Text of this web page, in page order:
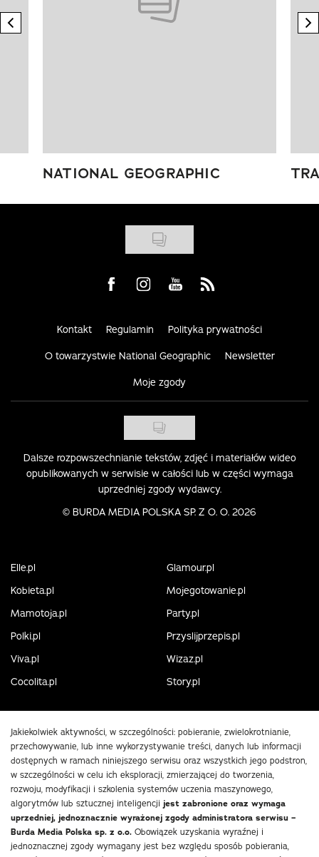
previous element
NATIONAL GEOGRAPHIC
Visit us on Facebook
Visit us on Instagram
Visit us on Youtube
Visit us on Rss
Kontakt Regulamin Polityka prywatności
O towarzystwie National Geographic Newsletter
Moje zgody
Dalsze rozpowszechnianie tekstów, zdjęć i materiałów wideo
opublikowanych w serwisie w całości lub w części wymaga
uprzedniej zgody wydawcy.
© BURDA MEDIA POLSKA SP. Z O. O. 2026
Elle.pl
Glamour.pl
Kobieta.pl
Mojegotowanie.pl
Mamotoja.pl
Party.pl
Polki.pl
Przyslijprzepis.pl
Viva.pl
Wizaz.pl
Cocolita.pl
Story.pl
Jakiekolwiek aktywności, w szczególności: pobieranie, zwielokrotnianie,
przechowywanie, lub inne wykorzystywanie treści, danych lub informacji
dostępnych w ramach niniejszego serwisu oraz wszystkich jego podstron,
w szczególności w celu ich eksploracji, zmierzającej do tworzenia,
rozwoju, modyfikacji i szkolenia systemów uczenia maszynowego,
algorytmów lub sztucznej inteligencji jest zabronione oraz wymaga
uprzedniej, jednoznacznie wyrażonej zgody administratora serwisu –
Burda Media Polska sp. z o.o. Obowiązek uzyskania wyraźnej i
jednoznacznej zgody wymagany jest bez względu sposób pobierania,